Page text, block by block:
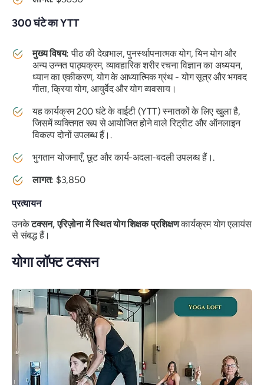
300 घंटे का YTT
मुख्य विषय: पीठ की देखभाल, पुनर्स्थापनात्मक योग, यिन योग और
अन्य उन्नत पाठ्यक्रम, व्यावहारिक शरीर रचना विज्ञान का अध्ययन,
ध्यान का एकीकरण, योग के आध्यात्मिक ग्रंथ - योग सूत्र और भगवद
गीता, क्रिया योग, आयुर्वेद और योग व्यवसाय।
यह कार्यक्रम 200 घंटे के वाईटी (YTT) स्नातकों के लिए खुला है,
जिसमें व्यक्तिगत रूप से आयोजित होने वाले रिट्रीट और ऑनलाइन
विकल्प दोनों उपलब्ध हैं।.
भुगतान योजनाएँ, छूट और कार्य-अदला-बदली उपलब्ध हैं।.
लागत: $3,850
प्रत्यायन
उनकेटक्सन, एरिज़ोना में स्थित योग शिक्षक प्रशिक्षणकार्यक्रम योग एलायंस
से संबद्ध हैं।
योगा लॉफ्ट टक्सन